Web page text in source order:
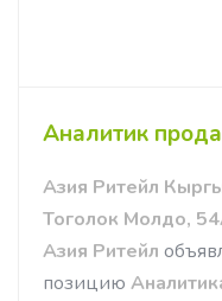
Аналитик
Азия Ритейл
Тоголок Молдо,
Азия Ритейл
позицию